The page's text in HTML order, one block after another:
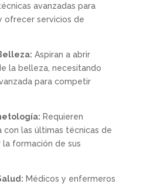
avanzadas para
ofrecer servicios de
Aspiran a abrir
la belleza, necesitando
para competir
Requieren
con las últimas técnicas de
formación de sus
Médicos y enfermeros